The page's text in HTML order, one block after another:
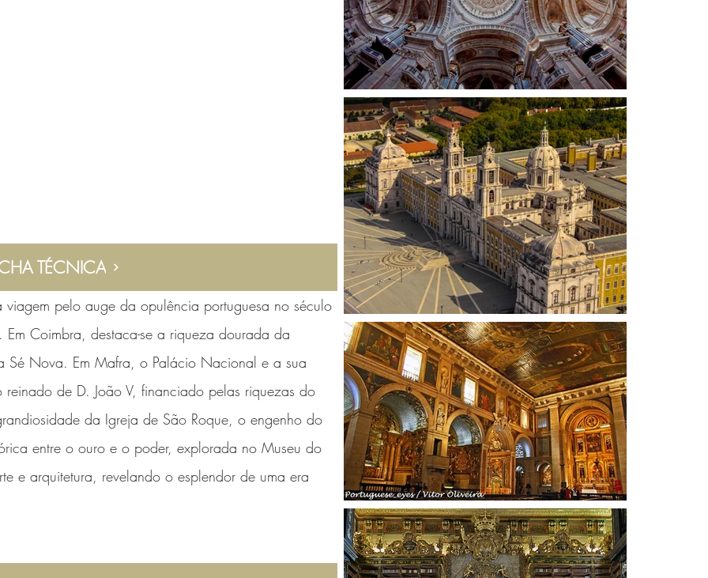
TÉCNICA
pelo auge da opulência portuguesa no século
Coimbra, destaca-se a riqueza dourada da
Sé Nova. Em Mafra, o Palácio Nacional e a sua
de D. João V, financiado pelas riquezas do
da Igreja de São Roque, o engenho do
entre o ouro e o poder, explorada no Museu do
e arquitetura, revelando o esplendor de uma era